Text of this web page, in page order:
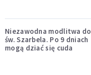
Niezawodna modlitwa do
św. Szarbela. Po 9 dniach
mogą dziać się cuda